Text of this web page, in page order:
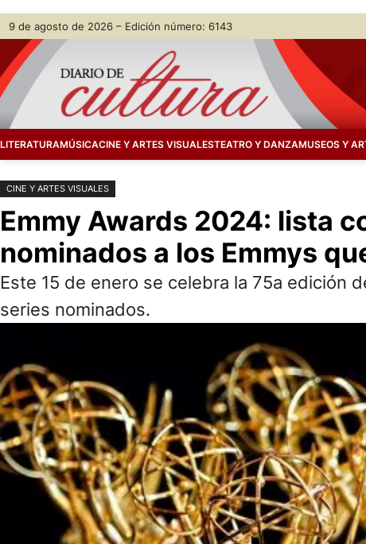
Saltar
contenido
Skip
content
9 de agosto de 2026 – Edición número: 6143
LITERATURAMÚSICACINE Y ARTES VISUALESTEATRO Y DANZAMUSEOS Y
CINE Y ARTES VISUALES
Emmy Awards 2024: lista
nominados a los Emmys
Este 15 de enero se celebra la 75a edición
series nominados.